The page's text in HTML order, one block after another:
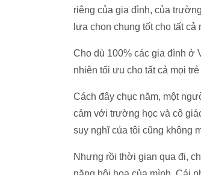
riêng của gia đình, của
lựa chọn chung tốt cho tất cả
Cho dù 100% các gia đình ở
nhiên tối ưu cho tất cả mọi trẻ
Cách đây chục năm, một
cảm với trường học và cô
suy nghĩ của tôi cũng không
Nhưng rồi thời gian qua đi,